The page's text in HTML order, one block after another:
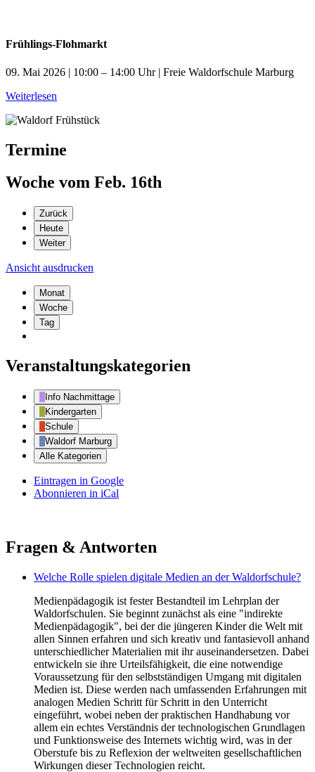
Frühlings-Flohmarkt
09. Mai 2026 | 10:00 – 14:00 Uhr | Freie Waldorfschule Marburg
Weiterlesen
Termine
Woche vom Feb. 16th
Zurück
Heute
Weiter
Ansicht ausdrucken
Monat
Woche
Tag
Veranstaltungskategorien
Info Nachmittage
Kindergarten
Schule
Waldorf Marburg
Alle Kategorien
Eintragen in Google
Abonnieren in iCal
Fragen & Antworten
Welche Rolle spielen digitale Medien an der Waldorfschule?
Medienpädagogik ist fester Bestandteil im Lehrplan der
Waldorfschulen. Sie beginnt zunächst als eine "indirekte
Medienpädagogik", bei der die jüngeren Kinder die Welt mit
allen Sinnen erfahren und sich kreativ und fantasievoll anhand
unterschiedlicher Materialien mit ihr auseinandersetzen. Dabei
entwickeln sie ihre Urteilsfähigkeit, die eine notwendige
Voraussetzung für den selbstständigen Umgang mit digitalen
Medien ist. Diese werden nach umfassenden Erfahrungen mit
analogen Medien Schritt für Schritt in den Unterricht
eingeführt, wobei neben der praktischen Handhabung vor
allem ein echtes Verständnis der technologischen Grundlagen
und Funktionsweise des Internets wichtig wird, was in der
Oberstufe bis zu Reflexion der weltweiten gesellschaftlichen
Wirkungen dieser Technologien reicht.